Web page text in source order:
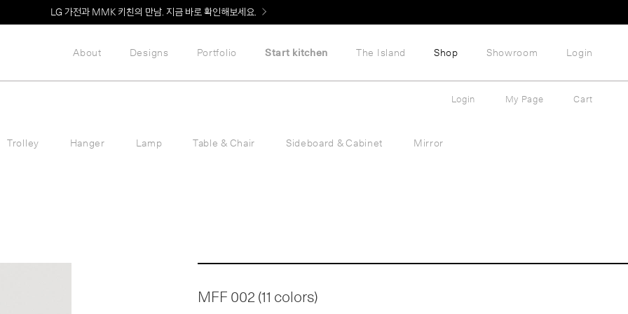
Welcome! 신규 회원가입 시 MMK Shop Coupon (총 60만원) 지급
LG 가전과 MMK 키친의 만남. 지금 바로 확인해보세요.
About Designs Portfolio Start kitchen The Island Shop Showroom Login
Trolley Hanger Lamp Table & Chair Sideboard & Cabinet Mirror
Login My Page Cart
MFF 002 (11 colors)